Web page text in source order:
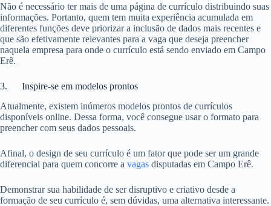
Não é necessário ter mais de uma página de currículo distribuindo suas
informações. Portanto, quem tem muita experiência acumulada em
diferentes funções deve priorizar a inclusão de dados mais recentes e
que são efetivamente relevantes para a vaga que deseja preencher
naquela empresa para onde o currículo está sendo enviado em Campo
Erê.
3. Inspire-se em modelos prontos
Atualmente, existem inúmeros modelos prontos de currículos
disponíveis online. Dessa forma, você consegue usar o formato para
preencher com seus dados pessoais.
Afinal, o design de seu currículo é um fator que pode ser um grande
diferencial para quem concorre a vagas disputadas em Campo Erê.
Demonstrar sua habilidade de ser disruptivo e criativo desde a
formação de seu currículo é, sem dúvidas, uma alternativa interessante.